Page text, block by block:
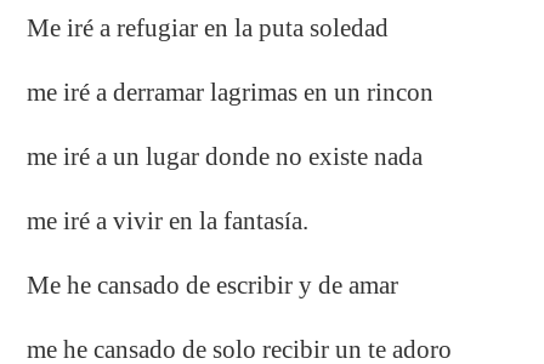
Me iré a refugiar en la puta soledad
me iré a derramar lagrimas en un rincon
me iré a un lugar donde no existe nada
me iré a vivir en la fantasía.
Me he cansado de escribir y de amar
me he cansado de solo recibir un te adoro